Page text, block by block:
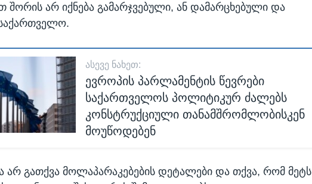
შორის არ იქნება გამარჯვებული, ან დამარცხებული და
საქართველო.
ᲐᲡᲔᲕᲔ ᲜᲐᲮᲔᲗ:
ევროპის პარლამენტის წევრები
საქართველოს პოლიტიკურ ძალებს
კონსტრუქციული თანამშრომლობისკენ
მოუწოდებენ
არ გათქვა მოლაპარაკებების დეტალები და თქვა, რომ მეტს